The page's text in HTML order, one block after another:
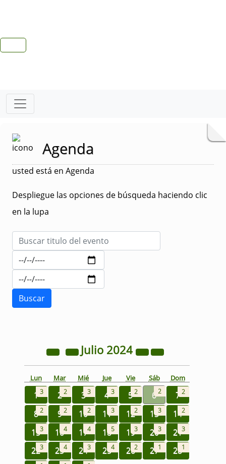
Agenda
usted está en Agenda
Despliegue las opciones de búsqueda haciendo clic
en la lupa
Julio 2024
Lun Mar Mié Jue Vie Sáb Dom
13 22 33 4 3 52 62 72
82 92 102 113 122 133 142
153 164 174 185 193 203 213
223 234 243 254 262 271 281